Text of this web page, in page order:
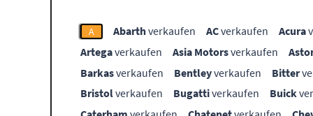
A Abarthverkaufen ACverkaufen Acura
Artegaverkaufen Asia Motorsverkaufen
Barkasverkaufen Bentleyverkaufen Bitter
Bristolverkaufen Bugattiverkaufen Buick